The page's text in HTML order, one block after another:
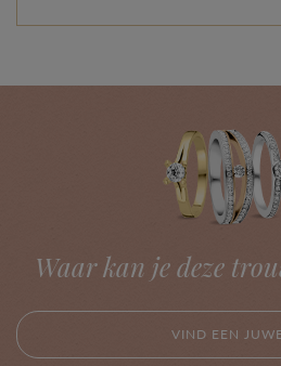
Waar kan je deze
VIND EEN